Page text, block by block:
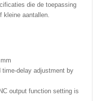
die de toepassing
kleine aantallen.
delay adjustment by
output function setting is